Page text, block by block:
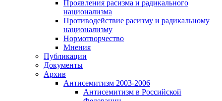
Проявления расизма и радикального
национализма
Противодействие расизму и радикальному
национализму
Нормотворчество
Мнения
Публикации
Документы
Архив
Антисемитизм 2003-2006
Антисемитизм в Российской